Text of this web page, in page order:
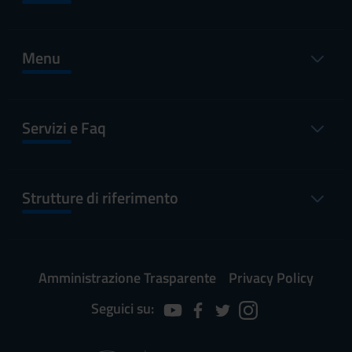
Menu
Servizi e Faq
Strutture di riferimento
Amministrazione Trasparente
Privacy Policy
Seguici su: